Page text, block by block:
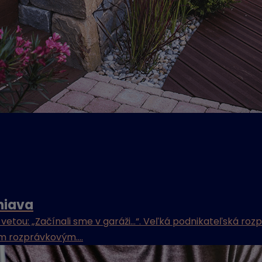
„Začínali sme v garáži...“. Veľká podnikateľská
rozprávkovým....